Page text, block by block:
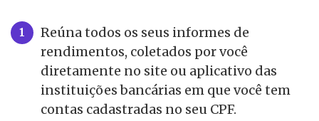
Reúna todos os seus informes de
rendimentos, coletados por você
diretamente no site ou aplicativo das
instituições bancárias em que você tem
contas cadastradas no seu CPF.